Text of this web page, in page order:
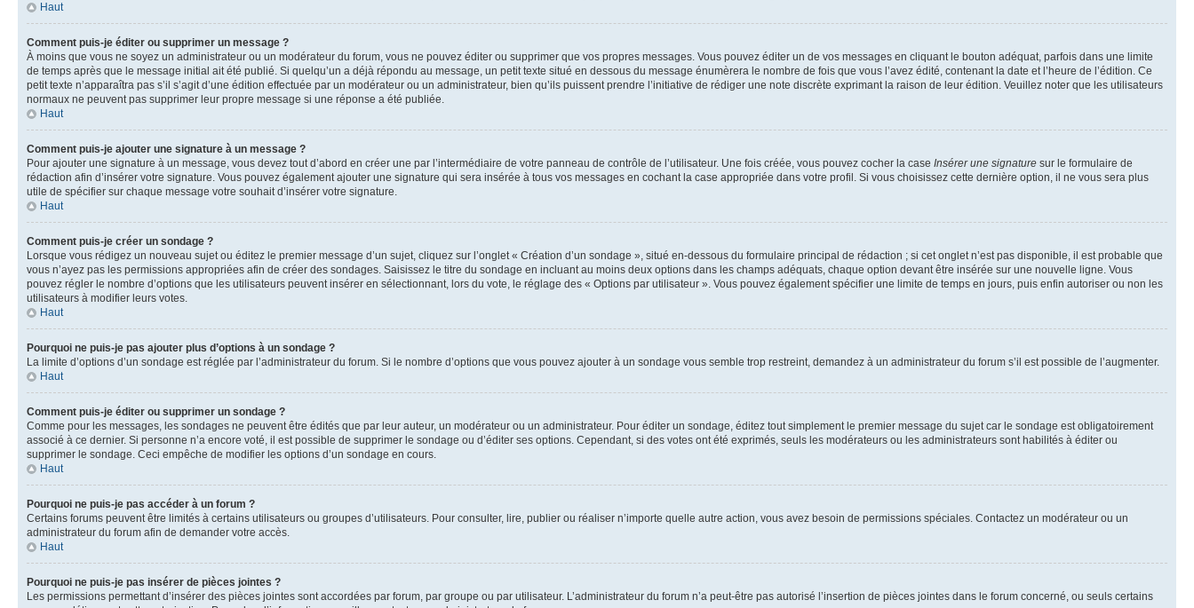
Haut
Comment puis-je éditer ou supprimer un message ?
À moins que vous ne soyez un administrateur ou un modérateur du forum, vous ne pouvez éditer ou supprimer que vos propres messages. Vous pouvez éditer un de vos messages en cliquant le bouton adéquat, parfois dans une limite
de temps après que le message initial ait été publié. Si quelqu’un a déjà répondu au message, un petit texte situé en dessous du message énumèrera le nombre de fois que vous l’avez édité, contenant la date et l’heure de l’édition. Ce
petit texte n’apparaîtra pas s’il s’agit d’une édition effectuée par un modérateur ou un administrateur, bien qu’ils puissent prendre l’initiative de rédiger une note discrète exprimant la raison de leur édition. Veuillez noter que les utilisateurs
normaux ne peuvent pas supprimer leur propre message si une réponse a été publiée.
Haut
Comment puis-je ajouter une signature à un message ?
Pour ajouter une signature à un message, vous devez tout d’abord en créer une par l’intermédiaire de votre panneau de contrôle de l’utilisateur. Une fois créée, vous pouvez cocher la case Insérer une signature sur le formulaire de
rédaction afin d’insérer votre signature. Vous pouvez également ajouter une signature qui sera insérée à tous vos messages en cochant la case appropriée dans votre profil. Si vous choisissez cette dernière option, il ne vous sera plus
utile de spécifier sur chaque message votre souhait d’insérer votre signature.
Haut
Comment puis-je créer un sondage ?
Lorsque vous rédigez un nouveau sujet ou éditez le premier message d’un sujet, cliquez sur l’onglet « Création d’un sondage », situé en-dessous du formulaire principal de rédaction ; si cet onglet n’est pas disponible, il est probable que
vous n’ayez pas les permissions appropriées afin de créer des sondages. Saisissez le titre du sondage en incluant au moins deux options dans les champs adéquats, chaque option devant être insérée sur une nouvelle ligne. Vous
pouvez régler le nombre d’options que les utilisateurs peuvent insérer en sélectionnant, lors du vote, le réglage des « Options par utilisateur ». Vous pouvez également spécifier une limite de temps en jours, puis enfin autoriser ou non les
utilisateurs à modifier leurs votes.
Haut
Pourquoi ne puis-je pas ajouter plus d’options à un sondage ?
La limite d’options d’un sondage est réglée par l’administrateur du forum. Si le nombre d’options que vous pouvez ajouter à un sondage vous semble trop restreint, demandez à un administrateur du forum s’il est possible de l’augmenter.
Haut
Comment puis-je éditer ou supprimer un sondage ?
Comme pour les messages, les sondages ne peuvent être édités que par leur auteur, un modérateur ou un administrateur. Pour éditer un sondage, éditez tout simplement le premier message du sujet car le sondage est obligatoirement
associé à ce dernier. Si personne n’a encore voté, il est possible de supprimer le sondage ou d’éditer ses options. Cependant, si des votes ont été exprimés, seuls les modérateurs ou les administrateurs sont habilités à éditer ou
supprimer le sondage. Ceci empêche de modifier les options d’un sondage en cours.
Haut
Pourquoi ne puis-je pas accéder à un forum ?
Certains forums peuvent être limités à certains utilisateurs ou groupes d’utilisateurs. Pour consulter, lire, publier ou réaliser n’importe quelle autre action, vous avez besoin de permissions spéciales. Contactez un modérateur ou un
administrateur du forum afin de demander votre accès.
Haut
Pourquoi ne puis-je pas insérer de pièces jointes ?
Les permissions permettant d’insérer des pièces jointes sont accordées par forum, par groupe ou par utilisateur. L’administrateur du forum n’a peut-être pas autorisé l’insertion de pièces jointes dans le forum concerné, ou seuls certains